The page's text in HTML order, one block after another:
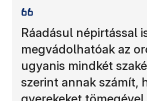
Ráadásul népirtással
megvádolhatóak az
ugyanis mindkét
szerint annak számít,